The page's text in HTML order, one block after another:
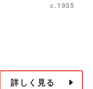
c.1955
詳しく見る